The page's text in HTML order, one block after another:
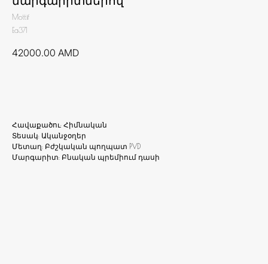
Mottif
Ea371
42000.00 AMD
Հավաքածու: Հիմնական
Տեսակ: Ականջօղեր
Մետաղ: Բժշկական պողպատ PVD
Մարգարիտ: Բնական պրեմիում դասի